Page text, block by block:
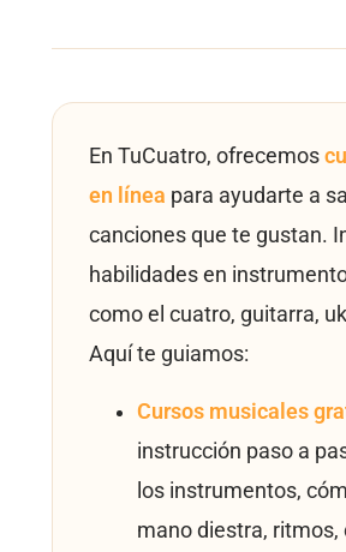
En TuCuatro, ofrecemos
en línea para ayudarte a
canciones que te gustan.
habilidades en
como el cuatro, guitarra,
Aquí te guiamos:
Cursos musicales
instrucción paso a
los instrumentos,
mano diestra, ritmos,